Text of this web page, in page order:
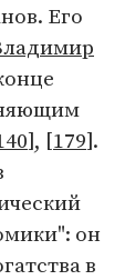
Его
], [179].
он
в